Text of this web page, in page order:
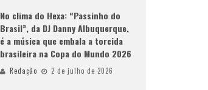
No clima do Hexa: “Passinho do
Brasil”, da DJ Danny Albuquerque,
é a música que embala a torcida
brasileira na Copa do Mundo 2026
Redação 2 de julho de 2026